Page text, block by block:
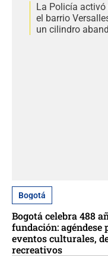
La Policía activó
el barrio
un cilindro
Bogotá
Bogotá celebra 488
fundación: agéndese
eventos culturales,
recreativos